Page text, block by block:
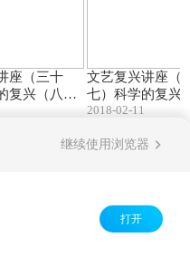
座（三十
复兴（八）
耳、胡克、
文艺复兴讲座（
七）科学的复兴
斯宾诺莎
2018-02-11
继续使用浏览器
打开